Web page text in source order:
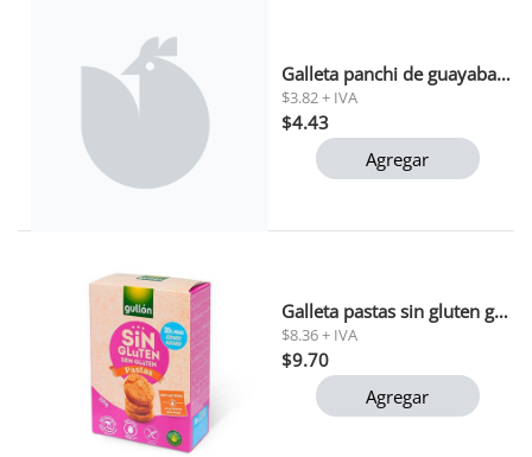
Galleta panchi de guayaba natys 6x40g
$3.82 + IVA
$4.43
Agregar
Galleta pastas sin gluten gullon 200gr
$8.36 + IVA
$9.70
Agregar